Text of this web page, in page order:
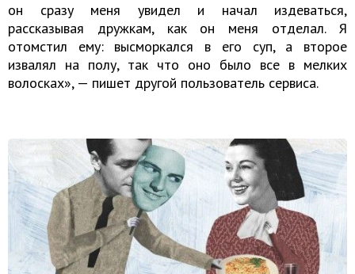
он сразу меня увидел и начал издеваться,
рассказывая дружкам, как он меня отделал. Я
отомстил ему: высморкался в его суп, а второе
извалял на полу, так что оно было все в мелких
волосках», — пишет другой пользователь сервиса.